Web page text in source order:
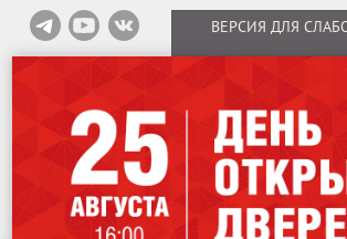
ВЕРСИЯ ДЛЯ
Информация об оплате вебинаров Карта сайта
обработки персональных данных
Copyright © 1995–2026
International Design School
Дизайна)
Лицензия № Л035-01298-77/
115162
Москва , ул. Шаболовка, 31Г.
+7 (499)707-07-
Мы используем файлы cookies для улучшения работы
на нашем сайте, вы соглашаетесь на использование
Чтобы ознакомиться с Политикой конфиденциальности,
Я согласен